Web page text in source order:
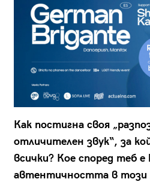
Как постигна своя
отличителен звук“, за
всички? Кое според теб
автентичността в този